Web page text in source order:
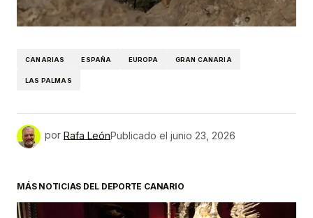
CANARIAS ESPAÑA EUROPA GRAN CANARIA
LAS PALMAS
por Rafa LeónPublicado el junio 23, 2026
MÁS NOTICIAS DEL DEPORTE CANARIO